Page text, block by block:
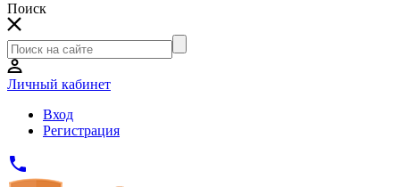
Поиск
Личный кабинет
Вход
Регистрация
phone